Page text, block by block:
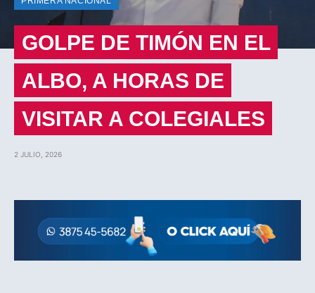
GOLPE DE TIMÓN EN EL
ALBO, A HORAS DE
VISITAR A COLEGIALES
2 JULIO, 2026